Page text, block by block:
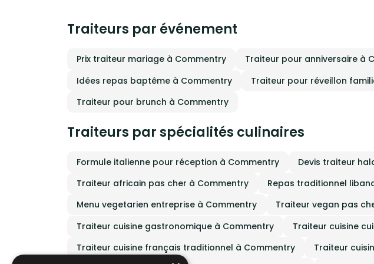
Traiteurs par événement
Prix traiteur mariage à Commentry Traiteur pour anniversaire à
Idées repas baptême à Commentry
Traiteur pour réveillon
Traiteur pour brunch à Commentry
Traiteurs par spécialités culinaires
Formule italienne pour réception à Commentry Devis traiteur
Traiteur africain pas cher à Commentry
Repas traditionnel
Menu vegetarien entreprise à Commentry
Traiteur vegan pas
Traiteur cuisine gastronomique à Commentry
Traiteur cuisine
Traiteur cuisine français traditionnel à Commentry
Traiteur